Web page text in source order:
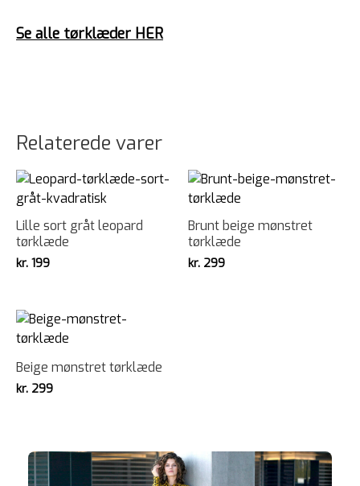
Se alle tørklæder HER
Relaterede varer
Lille sort gråt leopard
tørklæde
kr. 199
Brunt beige mønstret
tørklæde
kr. 299
Beige mønstret tørklæde
kr. 299